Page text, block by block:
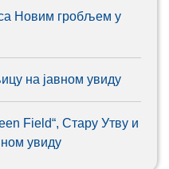
Новим гробљем у
на јавном увиду
Field“, Стару Утву и
увиду